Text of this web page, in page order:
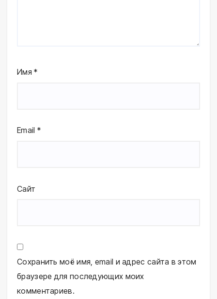
Имя*
Email *
Сайт
Сохранить моё имя, email и адрес сайта в этом
браузере для последующих моих
комментариев.